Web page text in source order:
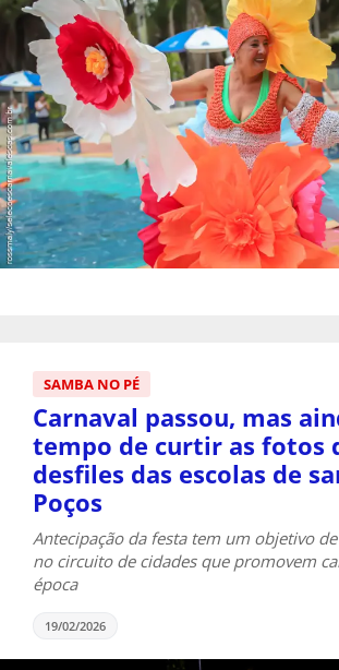
SAMBA NO PÉ
Carnaval passou, mas
tempo de curtir as fotos
desfiles das escolas de
Poços
Antecipação da festa tem um objetivo
no circuito de cidades que promovem
época
19/02/2026